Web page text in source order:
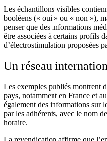
Les échantillons visibles
booléens (« oui » ou « non »),
penser que des informations
être associées à certains profils
d’électrostimulation proposées
Un réseau
Les exemples publiés montrent
pays, notamment en France et
également des informations sur
par les adhérents, avec le nom
horaire.